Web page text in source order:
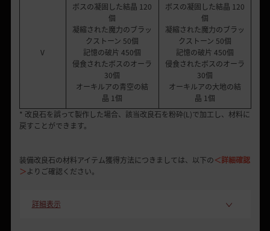
V
ボスの凝固した結晶 120
個
凝縮された魔力のブラッ
クストーン 50個
記憶の破片 450個
侵食されたボスのオーラ
30個
オーキルアの青空の結
晶 1個
ボスの凝固した結晶 120
個
凝縮された魔力のブラッ
クストーン 50個
記憶の破片 450個
侵食されたボスのオーラ
30個
オーキルアの大地の結
晶 1個
* 改良石を誤って製作した場合、該当改良石を粉砕(L)で加工し、材料に
戻すことができます。
装備改良石の材料アイテム獲得方法につきましては、以下の＜詳細確認
＞よりご確認ください。
詳細表示